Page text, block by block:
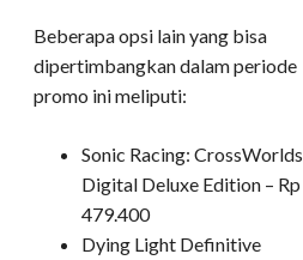
Beberapa opsi lain yang bisa
dipertimbangkan dalam periode
promo ini meliputi:
Sonic Racing: CrossWorlds
Digital Deluxe Edition – Rp
479.400
Dying Light Definitive